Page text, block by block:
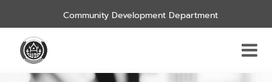
Community Development Department